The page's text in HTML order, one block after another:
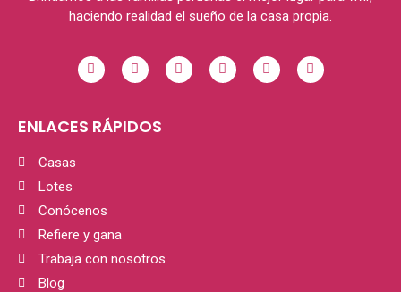
haciendo realidad el sueño de la casa propia.
ENLACES RÁPIDOS
Casas
Lotes
Conócenos
Refiere y gana
Trabaja con nosotros
Blog